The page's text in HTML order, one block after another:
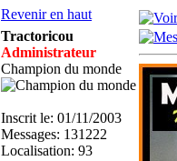
Revenir en haut
Tractoricou
Administrateur
Champion du monde
Inscrit le: 01/11/2003
Messages: 131222
Localisation: 93